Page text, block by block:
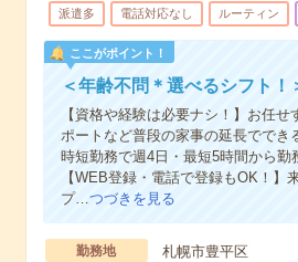
派遣多 電話対応なし ルーティン
ここがポイント！
＜年齢不問＊選べるシフト
【資格や経験は必要ナシ！】お任
ポートなど普段の家事の延長ででき
時短勤務で週4日・最短5時間から勤
【WEB登録・電話で登録もOK！
プ…つづきを見る
勤務地
札幌市豊平区